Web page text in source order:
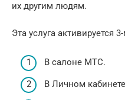
их другим людям.
Эта услуга активируется
В салоне МТС.
В Личном